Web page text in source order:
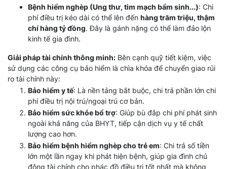
Bệnh hiểm nghèp (Ung thư, tim mạch bẩm sinh...): Chi
phí điều trị kéo dài có thể lên đến hàng trăm triệu, thậm
chí hàng tỷ đồng. Đây là gánh nặng có thể làm đảo lộn
kinh tế gia đình.
Giải pháp tài chính thông minh: Bên cạnh quỹ tiết kiệm, việc
sử dụng các công cụ bảo hiểm là chìa khóa để chuyển giao rủi
ro tài chính này:
Bảo hiểm y tế: Là nền tảng bắt buộc, chi trả phần lớn chi
phí điều trị nội trú/ngoại trú cơ bản.
Bảo hiểm sức khỏe bổ trợ: Giúp bù đắp chi phí phát sinh
ngoài khả năng của BHYT, tiếp cận dịch vụ y tế chất
lượng cao hơn.
Bảo hiểm bệnh hiểm nghèp cho trẻ em: Chi trả số tiền
lớn một lần ngay khi phát hiện bệnh, giúp gia đình chủ
động tài chính cho phác đồ điều trị tốt nhất mà không